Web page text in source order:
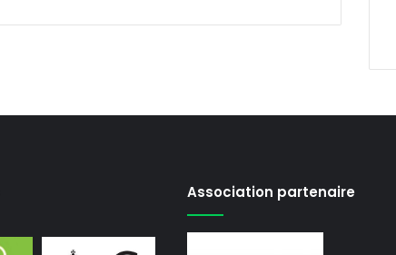
Association partenaire